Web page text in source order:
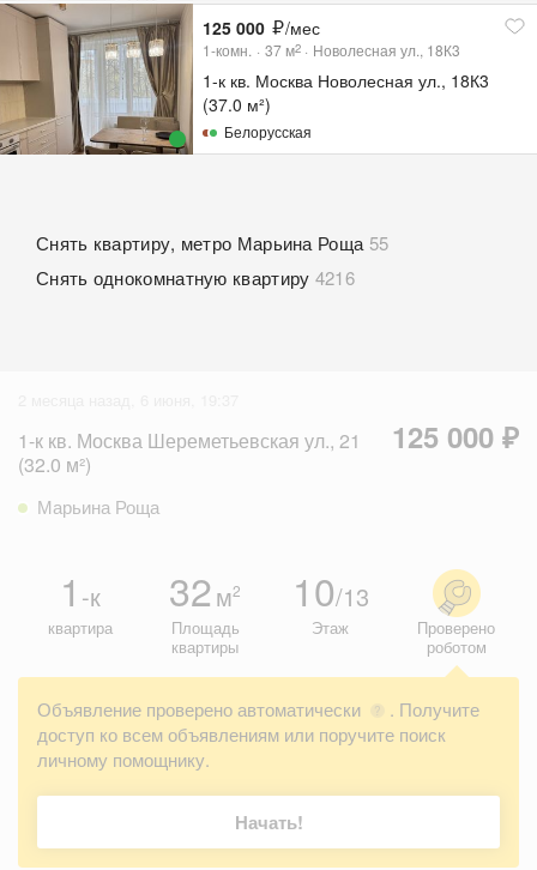
125 000 /мес
1-комн. 37 м2 Новолесная ул., 18К3
1-к кв. Москва Новолесная ул., 18К3
(37.0 м²)
Белорусская
Снять квартиру, метро Марьина Роща 55
Снять однокомнатную квартиру 4216
1-к кв. Москва Шереметьевская ул., 21
(32.0 м²)
125 000 ₽
Марьина Роща
1 -к
квартира
32 м2
Площадь
квартиры
10/13
Этаж
Проверено
роботом
Объявление проверено автоматически ?
. Получите
доступ ко всем объявлениям или поручите поиск
личному помощнику.
Начать!